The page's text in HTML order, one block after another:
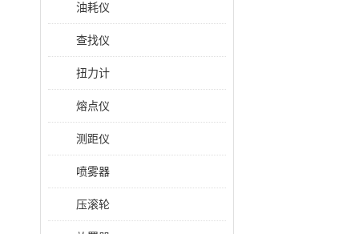
油耗仪
查找仪
扭力计
熔点仪
测距仪
喷雾器
压滚轮